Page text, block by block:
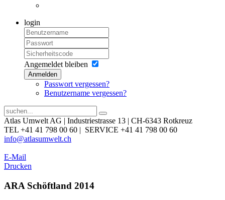
login
Angemeldet bleiben
Anmelden
Passwort vergessen?
Benutzername vergessen?
Atlas Umwelt AG | Industriestrasse 13 | CH-6343 Rotkreuz
TEL +41 41 798 00 60 | SERVICE +41 41 798 00 60
info@atlasumwelt.ch
E-Mail
Drucken
ARA Schöftland 2014